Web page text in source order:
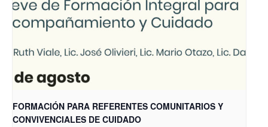
FORMACIÓN PARA REFERENTES COMUNITARIOS Y
CONVIVENCIALES DE CUIDADO